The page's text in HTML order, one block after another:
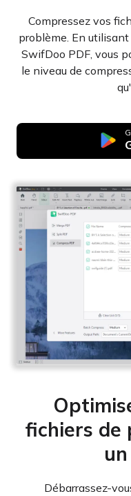
Compressez vos
problème. En
SwifDoo PDF, vous
le niveau de
fichiers de
Débarrassez-